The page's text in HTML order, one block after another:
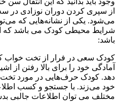
از سپری کردن دوران نوزادی در
می‌شود. یکی از نشانه‌هایی که
شرایط محیطی کودک می باشد که
باشد:
کودک سعی در فرار از تخت خواب
آمادگی خود را برای بالا رفتن
دهد. کودک حرف‌هایی در مورد
خود می‌زند. با جستجو و کسب
مختلف می توان اطلاعات جالبی